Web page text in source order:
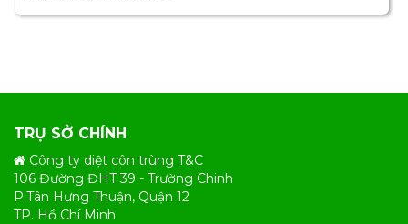
TRỤ SỞ CHÍNH
Công ty diệt côn trùng T&C
106 Đường ĐHT 39 - Trường Chinh
P.Tân Hưng Thuận, Quận 12
TP. Hồ Chí Minh